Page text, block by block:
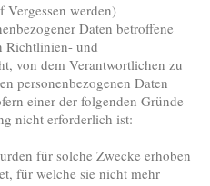
Vergessen werden)
Daten betroffene
Richtlinien- und
von dem Verantwortlichen zu
personenbezogenen Daten
einer der folgenden Gründe
nicht erforderlich ist:
für solche Zwecke erhoben
für welche sie nicht mehr